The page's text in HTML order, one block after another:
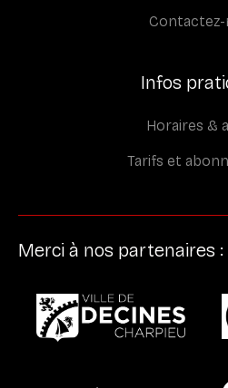
Contactez-
Infos
Horaires &
Tarifs et
Merci à nos partenaires :